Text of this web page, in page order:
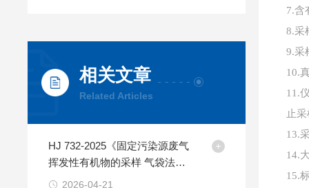
相关文章
Related Articles
HJ 732-2025《固定污染源废气
挥发性有机物的采样 气袋法》
解读2026-04-21
7.含
8.采
9.采
10.
11.
止
13.
14.
15.